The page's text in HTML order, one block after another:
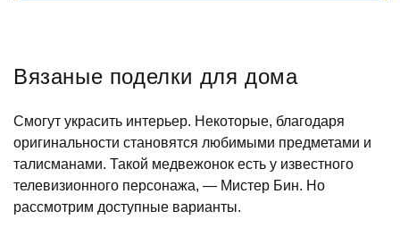
Вязаные поделки для дома
Смогут украсить интерьер. Некоторые, благодаря
оригинальности становятся любимыми предметами и
талисманами. Такой медвежонок есть у известного
телевизионного персонажа, — Мистер Бин. Но
рассмотрим доступные варианты.